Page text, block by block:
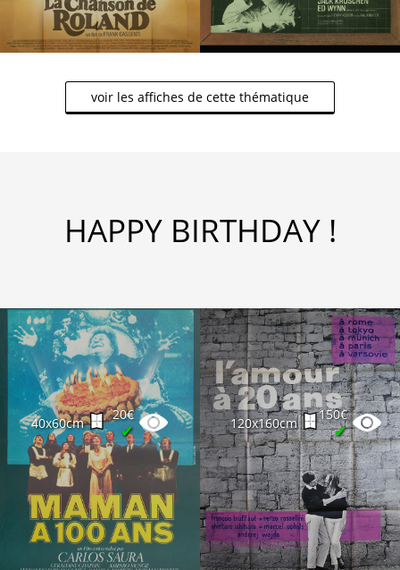
voir les affiches de cette thématique
HAPPY BIRTHDAY !
40x60cm
20€
✔ 120x160cm
150€
✔